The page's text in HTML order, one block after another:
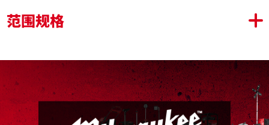
三层式设计，适配标准型与带翼型接线螺母
范围规格